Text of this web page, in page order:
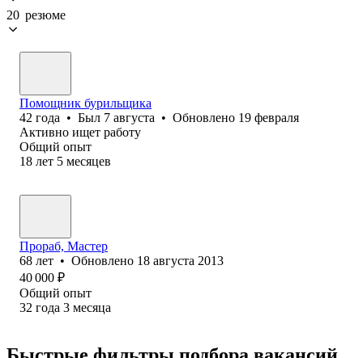
20 резюме
Помощник бурильщика
42 года • Был 7 августа • Обновлено 19 февраля
Активно ищет работу
Общий опыт
18 лет 5 месяцев
Прораб, Мастер
68 лет • Обновлено 18 августа 2013
40 000 ₽
Общий опыт
32 года 3 месяца